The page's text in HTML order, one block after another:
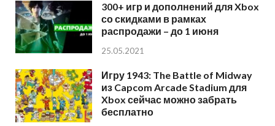
300+ игр и дополнений для Xbox
со скидками в рамках
распродажи – до 1 июня
25.05.2021
Игру 1943: The Battle of Midway
из Capcom Arcade Stadium для
Xbox сейчас можно забрать
бесплатно